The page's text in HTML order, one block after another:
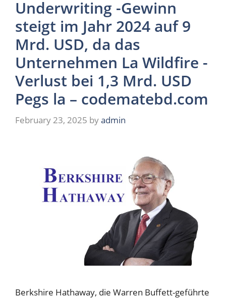
Underwriting -Gewinn
steigt im Jahr 2024 auf 9
Mrd. USD, da das
Unternehmen La Wildfire -
Verlust bei 1,3 Mrd. USD
Pegs la – codematebd.com
February 23, 2025 byadmin
Berkshire Hathaway, die Warren Buffett-geführte